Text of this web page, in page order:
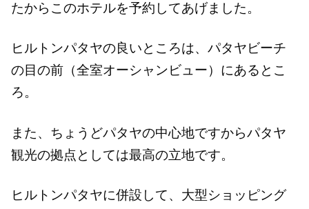
たからこのホテルを予約してあげました。
ヒルトンパタヤの良いところは、パタヤビーチ
の目の前（全室オーシャンビュー）にあるとこ
ろ。
また、ちょうどパタヤの中心地ですからパタヤ
観光の拠点としては最高の立地です。
ヒルトンパタヤに併設して、大型ショッピング